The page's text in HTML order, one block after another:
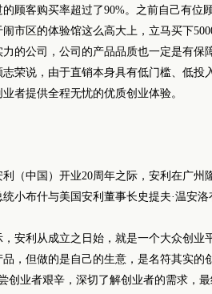
顾客购买率超过了90%。之前自己有位
市区的体验馆这么高大上，立马买下
的公司，公司的产品品质也一定是有保
说，由于直销本身具有低门槛、低投
者提供全程无忧的优质创业体验。
中国）开业20周年之际，安利在广州
小布什与美国安利董事长史提夫·温安
利从成立之日始，就是一个大众创业
，但做的是自己的生意，是名符其实的
创业者艰辛，深切了解创业者的需求，